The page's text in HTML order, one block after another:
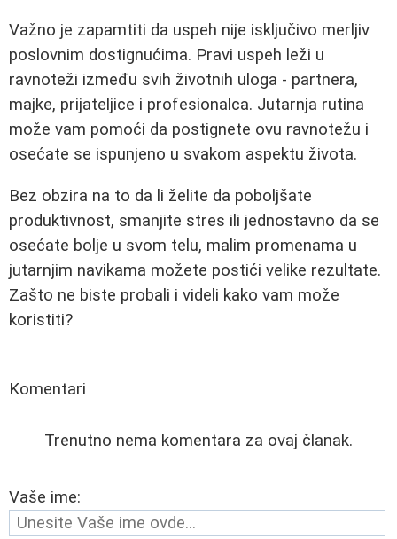
Važno je zapamtiti da uspeh nije isključivo merljiv
poslovnim dostignućima. Pravi uspeh leži u
ravnoteži između svih životnih uloga - partnera,
majke, prijateljice i profesionalca. Jutarnja rutina
može vam pomoći da postignete ovu ravnotežu i
osećate se ispunjeno u svakom aspektu života.
Bez obzira na to da li želite da poboljšate
produktivnost, smanjite stres ili jednostavno da se
osećate bolje u svom telu, malim promenama u
jutarnjim navikama možete postići velike rezultate.
Zašto ne biste probali i videli kako vam može
koristiti?
Komentari
Trenutno nema komentara za ovaj članak.
Vaše ime: